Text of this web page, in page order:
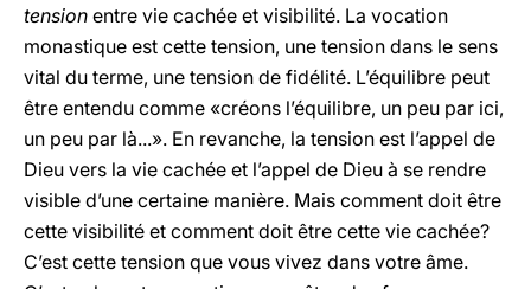
tension entre vie cachée et visibilité. La vocation
monastique est cette tension, une tension dans le sens
vital du terme, une tension de fidélité. L’équilibre peut
être entendu comme «créons l’équilibre, un peu par ici,
un peu par là...». En revanche, la tension est l’appel de
Dieu vers la vie cachée et l’appel de Dieu à se rendre
visible d’une certaine manière. Mais comment doit être
cette visibilité et comment doit être cette vie cachée?
C’est cette tension que vous vivez dans votre âme.